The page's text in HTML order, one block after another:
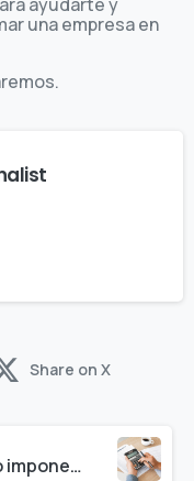
una empresa en
Share on X
¿Qué estados de EEUU no imponen impuestos estatales sobre la renta (Income Tax)?￼